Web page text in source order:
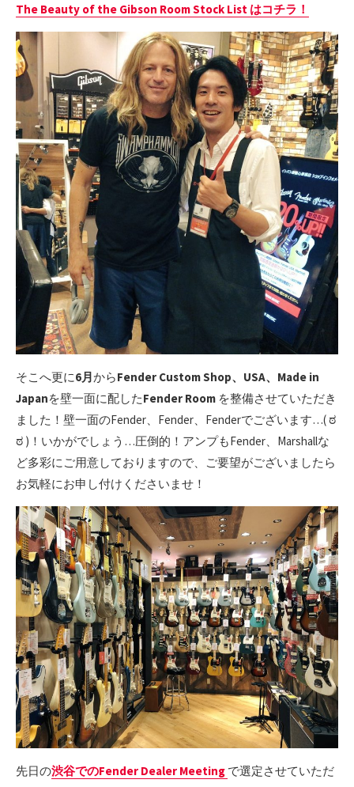
The Beauty of the Gibson Room Stock List はコチラ！
そこへ更に6月からFender Custom Shop、USA、Made in
Japanを壁一面に配したFender Room を整備させていただき
ました！壁一面のFender、Fender、Fenderでございます…( ಠ
ಠ )！いかがでしょう…圧倒的！アンプもFender、Marshallな
ど多彩にご用意しておりますので、ご要望がございましたら
お気軽にお申し付けくださいませ！
先日の渋谷でのFender Dealer Meeting で選定させていただ